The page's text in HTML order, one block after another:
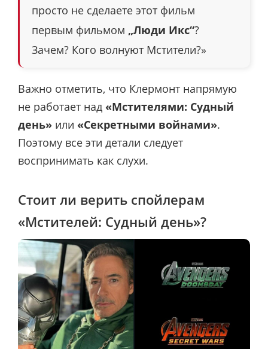
просто не сделаете этот фильм
первым фильмом „Люди Икс“?
Зачем? Кого волнуют Мстители?»
Важно отметить, что Клермонт напрямую
не работает над «Мстителями: Судный
день» или «Секретными войнами».
Поэтому все эти детали следует
воспринимать как слухи.
Стоит ли верить спойлерам
«Мстителей: Судный день»?